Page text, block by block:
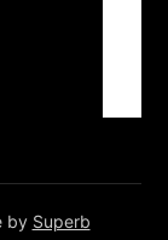
by Superb